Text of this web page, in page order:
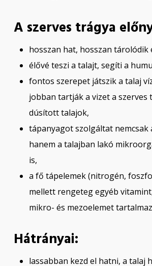
A szerves trágya
hosszan hat, hosszan tárolódik
élővé teszi a talajt, segíti a
fontos szerepet játszik a talaj
jobban tartják a vizet a szerves
dúsított talajok,
tápanyagot szolgáltat nemcsak
hanem a talajban lakó
is,
a fő tápelemek (nitrogén,
mellett rengeteg egyéb
mikro- és mezoelemet
Hátrányai:
lassabban kezd el hatni, a talaj